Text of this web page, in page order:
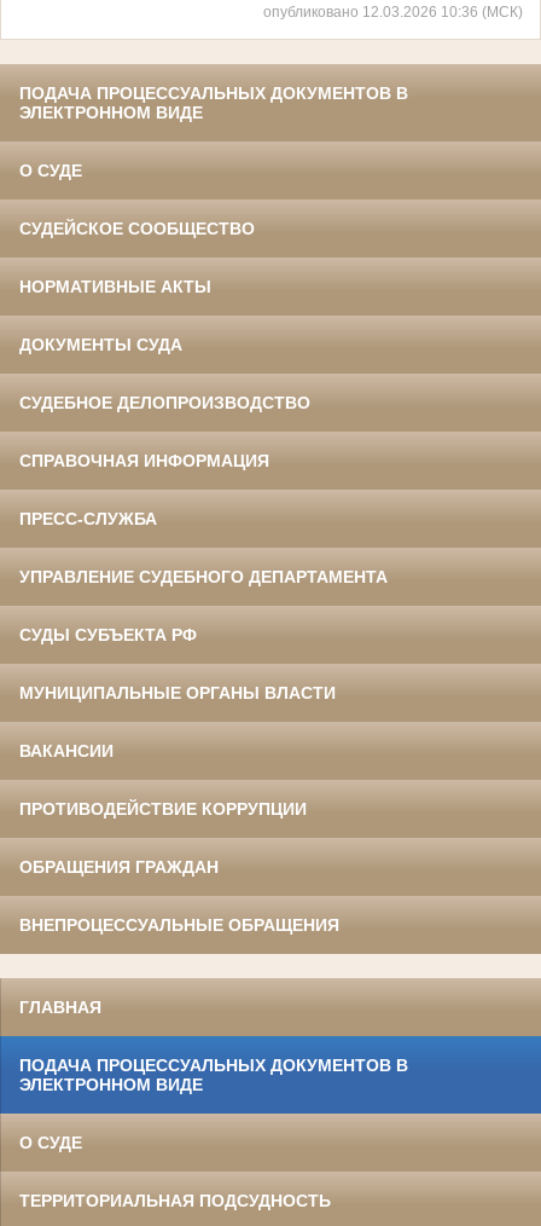
опубликовано 12.03.2026 10:36 (МСК)
ПОДАЧА ПРОЦЕССУАЛЬНЫХ ДОКУМЕНТОВ В
ЭЛЕКТРОННОМ ВИДЕ
О СУДЕ
СУДЕЙСКОЕ СООБЩЕСТВО
НОРМАТИВНЫЕ АКТЫ
ДОКУМЕНТЫ СУДА
СУДЕБНОЕ ДЕЛОПРОИЗВОДСТВО
СПРАВОЧНАЯ ИНФОРМАЦИЯ
ПРЕСС-СЛУЖБА
УПРАВЛЕНИЕ СУДЕБНОГО ДЕПАРТАМЕНТА
СУДЫ СУБЪЕКТА РФ
МУНИЦИПАЛЬНЫЕ ОРГАНЫ ВЛАСТИ
ВАКАНСИИ
ПРОТИВОДЕЙСТВИЕ КОРРУПЦИИ
ОБРАЩЕНИЯ ГРАЖДАН
ВНЕПРОЦЕССУАЛЬНЫЕ ОБРАЩЕНИЯ
ГЛАВНАЯ
ПОДАЧА ПРОЦЕССУАЛЬНЫХ ДОКУМЕНТОВ В
ЭЛЕКТРОННОМ ВИДЕ
О СУДЕ
ТЕРРИТОРИАЛЬНАЯ ПОДСУДНОСТЬ